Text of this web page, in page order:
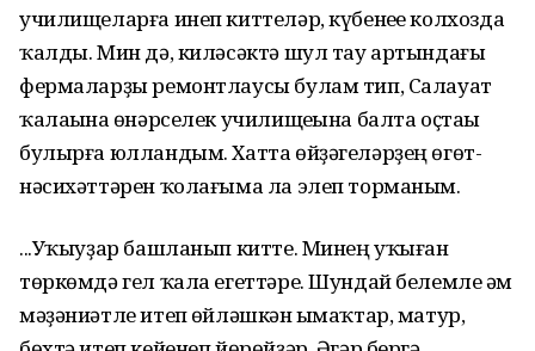
училищеларға инеп киттеләр, күбенеһе колхозда
ҡалды. Мин дә, киләсәктә шул тау артындағы
фермаларҙы ремонтлаусы булам тип, Салауат
ҡалаһына һөнәрселек училищеһына балта оҫтаһы
булырға юлландым. Хатта өйҙәгеләрҙең өгөт-
нәсихәттәрен ҡолағыма ла элеп торманым.
...Уҡыуҙар башланып китте. Минең уҡыған
төркөмдә гел ҡала егеттәре. Шундай белемле һәм
мәҙәниәтле итеп һөйләшкән һымаҡтар, матур,